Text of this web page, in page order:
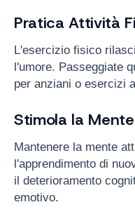
Pratica Attività
L'esercizio fisico
l'umore. Passeggiate
per anziani o esercizi
Stimola la Mente
Mantenere la mente
l'apprendimento di
il deterioramento
emotivo.